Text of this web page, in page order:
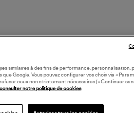
similaires à des fins de performance, personnalisation,
Google. Vous pouvez configurer vos choix via «
ceux non strictement nécessaires (« Continuer
consulter notre politique de cookies